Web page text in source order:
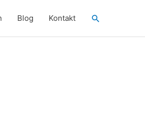
Blog Kontakt Suchen